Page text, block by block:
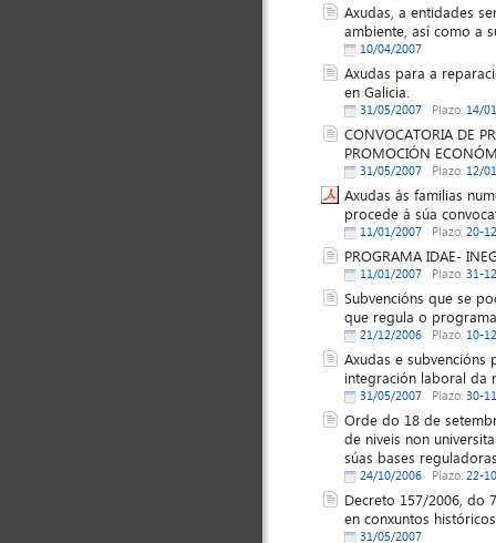
Axudas, a entidades
ambiente, así como a
10/04/2007
Axudas para a
en Galicia.
31/05/2007 Plazo: 14/
CONVOCATORIA DE
PROMOCIÓN
31/05/2007 Plazo: 12/
Axudas ás familias
procede á súa
11/01/2007 Plazo: 20-
PROGRAMA IDAE-
11/01/2007 Plazo: 31-
Subvencións que se
que regula o
21/12/2006 Plazo: 10-
Axudas e
integración laboral da
31/05/2007 Plazo: 30-
Orde do 18 de
de niveis non
súas bases
24/10/2006 Plazo: 22-
Decreto 157/2006, do
en conxuntos
31/05/2007